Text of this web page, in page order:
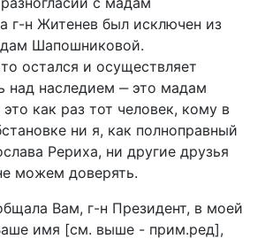
г-н Житенев был исключен из
Шапошниковой.
остался и осуществляет
над наследием ‒ это мадам
как раз тот человек, кому в
ни я, как полноправный
Рериха, ни другие друзья
можем доверять.
Вам, г-н Президент, в моей
имя [см. выше - прим.ред],